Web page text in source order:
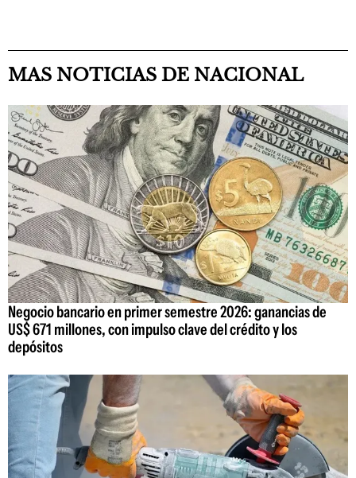
MAS NOTICIAS DE NACIONAL
Negocio bancario en primer semestre 2026: ganancias de
US$ 671 millones, con impulso clave del crédito y los
depósitos